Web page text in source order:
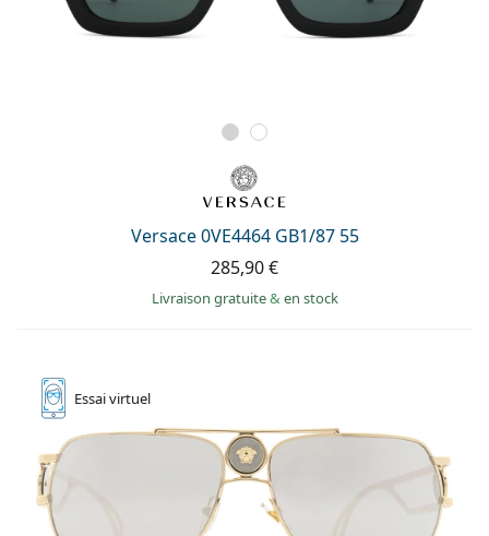
Versace 0VE4464 GB1/87 55
285,90 €
Livraison gratuite& en stock
Essaivirtuel